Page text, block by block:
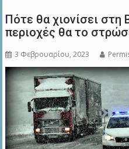
Πότε θα χιονίσει στη
περιοχές θα το
3 Φεβρουαρίου, 2023